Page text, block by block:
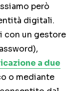
però
digitali.
con un gestore
a due
o mediante